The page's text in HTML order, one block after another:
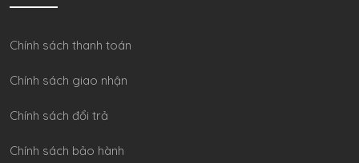
Chính sách thanh toán
Chính sách giao nhận
Chính sách đổi trả
Chính sách bảo hành